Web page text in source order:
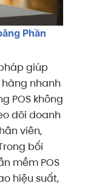
Phần
giúp
nhanh
POS không
dõi doanh
viên,
bối
mềm POS
hiệu suất,